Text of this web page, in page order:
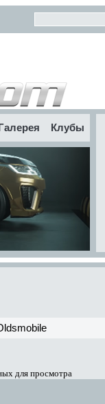
Галерея Клубы
для просмотра